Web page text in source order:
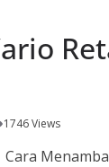
1746 Views